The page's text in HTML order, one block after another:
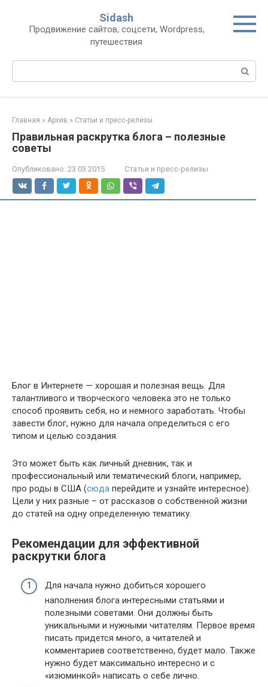
контенту
Sidash
Продвижение сайтов, соцсети, Wordpress,
путешествия
Главная » Архив » Статьи и пресс-релизы
Правильная раскрутка блога – полезные
советы
Опубликовано: 23.03.2015 Статьи и пресс-релизы
Блог в Интернете — хорошая и полезная вещь. Для
талантливого и творческого человека это не только
способ проявить себя, но и немного заработать. Чтобы
завести блог, нужно для начала определиться с его
типом и целью создания.
Это может быть как личный дневник, так и
профессиональный или тематический блоги, например,
про роды в США (сюда перейдите и узнайте интересное).
Цели у них разные – от рассказов о собственной жизни
до статей на одну определенную тематику.
Рекомендации для эффективной
раскрутки блога
Для начала нужно добиться хорошего
наполнения блога интересными статьями и
полезными советами. Они должны быть
уникальными и нужными читателям. Первое время
писать придется много, а читателей и
комментариев соответственно, будет мало. Также
нужно будет максимально интересно и с
«изюминкой» написать о себе лично.